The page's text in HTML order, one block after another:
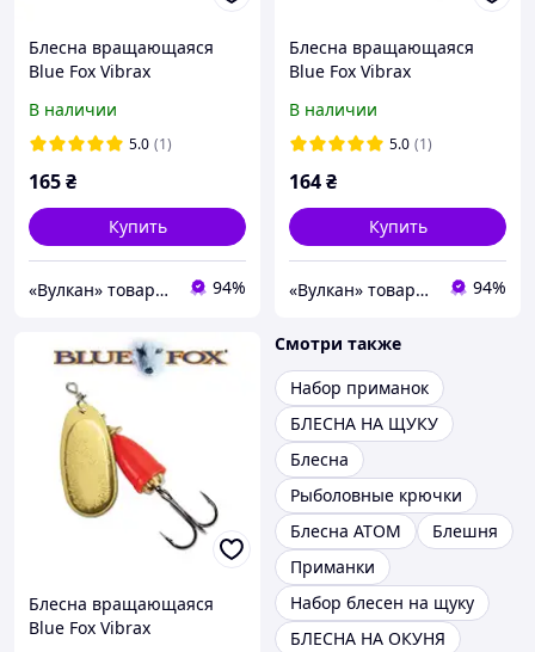
Блесна вращающаяся
Blue Fox Vibrax
(6гр)
В наличии
5.0 (1)
165₴
Купить
«Вулкан» товары для рыбалки, охоты, туризма и дайвинга, лодки и моторы 94%
Блесна вращающаяся
Blue Fox Vibrax
В наличии
5.0 (1)
164₴
Купить
«Вулкан» товары для рыбалки, охоты, туризма и дайвинга, лодки и моторы 94%
Блесна вращающаяся
Blue Fox Vibrax
Смотри также
Набор приманок
БЛЕСНА НА ЩУКУ
Блесна
Рыболовные крючки
Блесна ATOM
Блешня
Приманки
Набор блесен на щуку
БЛЕСНА НА ОКУНЯ